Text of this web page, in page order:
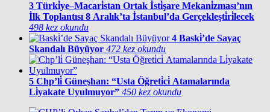
3 Türki̇ye–Macari̇stan Ortak İsti̇şare Mekani̇zması’nın
İlk Toplantısı 8 Aralık’ta İstanbul’da Gerçekleşti̇ri̇lecek
498 kez okundu
4 Baski̇’de Sayaç
Skandalı Büyüyor 472 kez okundu
5 Chp’li̇ Güneşhan: “Usta Öğreti̇ci̇ Atamalarında
Li̇yakate Uyulmuyor” 450 kez okundu